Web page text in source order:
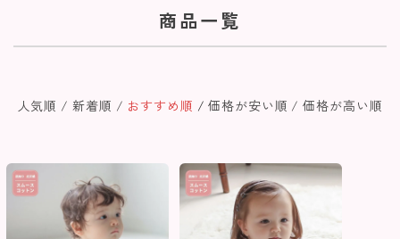
商品一覧
人気順 新着順 おすすめ順 価格が安い順 価格が高い順